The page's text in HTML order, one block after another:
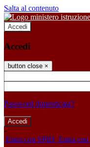
Salta al contenuto
Accedi
Accedi
button close ×
Password dimenticata?
-
Entra con SPID Entra